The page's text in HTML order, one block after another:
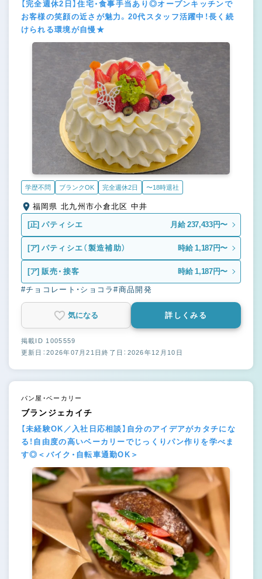
【完全週休2日】住宅・食事手当あり◎オープンキッチンで
お客様の笑顔の近さが魅力。20代スタッフ活躍中！長く続
けられる環境が自慢★
学歴不問 ブランクOK 完全週休2日 〜18時退社
福岡県 北九州市小倉北区 中井
[正] パティシエ 月給 237,433円〜
[ア] パティシエ（製造補助） 時給 1,187円〜
[ア] 販売・接客 時給 1,187円〜
#チョコレート・ショコラ#商品開発
気になる 詳しくみる
掲載ID 1005559
更新日：2026年07月21日終了日：2026年12月10日
パン屋・ベーカリー
ブランジェカイチ
【未経験OK／入社日応相談】自分のアイデアがカタチにな
る！自由度の高いベーカリーでじっくりパン作りを学べま
す◎＜バイク・自転車通勤OK＞